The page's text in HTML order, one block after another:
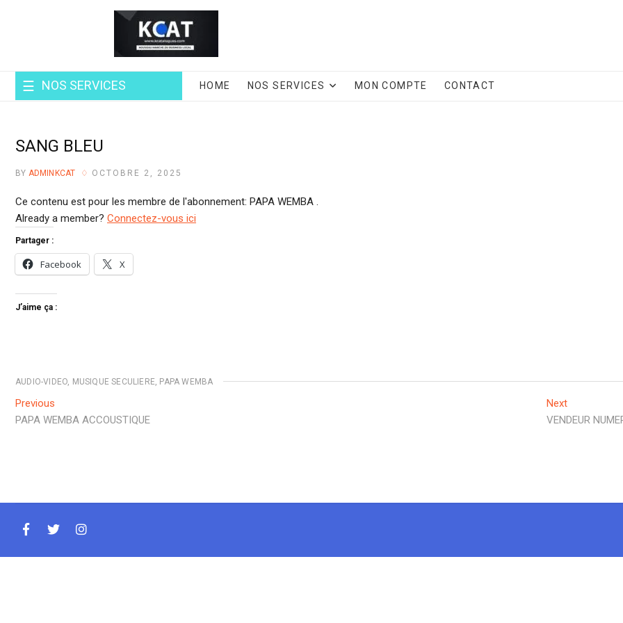
NOS SERVICES HOME NOS SERVICES MON COMPTE CONTACT
SANG BLEU
BY ADMINKCAT OCTOBRE 2, 2025
Ce contenu est pour les membre de l'abonnement: PAPA WEMBA .
Already a member? Connectez-vous ici
Partager :
Facebook X
J’aime ça :
AUDIO-VIDEO MUSIQUE SECULIERE PAPA WEMBA
Previous
PAPA WEMBA ACCOUSTIQUE
Next
VENDEUR